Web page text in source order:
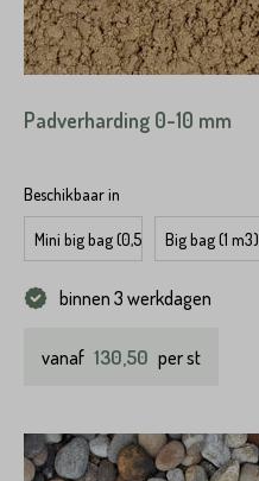
Padverharding 0-10 mm
Beschikbaar in
Mini big bag (0,5 m3)Big bag (1 m3)
binnen 3 werkdagen
vanaf 130,50 per st